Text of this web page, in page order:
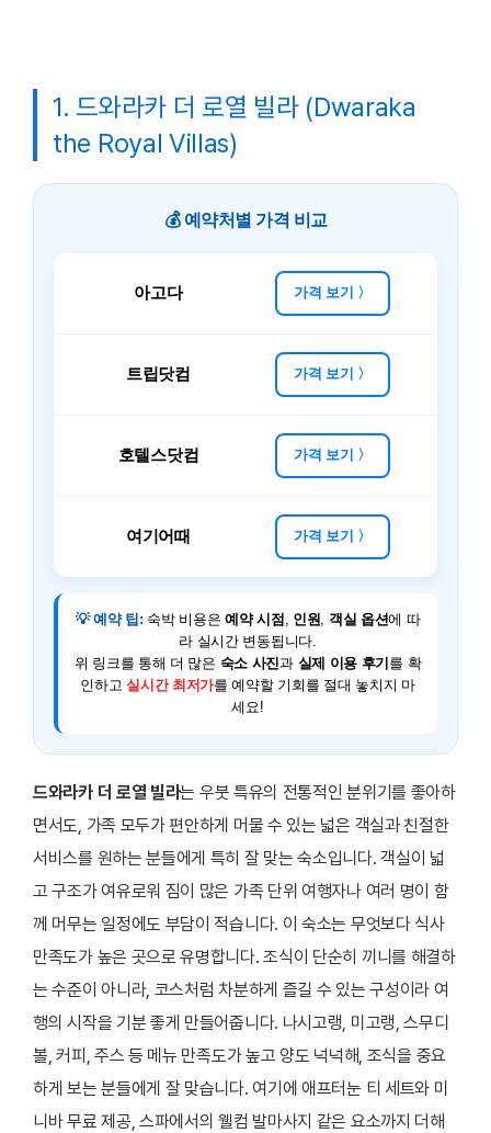
1. 드와라카 더 로열 빌라 (Dwaraka
the Royal Villas)
💰 예약처별 가격 비교
아고다 가격 보기 〉
트립닷컴 가격 보기 〉
호텔스닷컴 가격 보기 〉
여기어때 가격 보기 〉
💡 예약 팁: 숙박 비용은예약 시점 인원 객실 옵션에 따
라 실시간 변동됩니다.
위 링크를 통해 더 많은 숙소 사진과 실제 이용 후기를 확
인하고실시간 최저가를 예약할 기회를 절대 놓치지 마
세요!
드와라카 더 로열 빌라는 우붓 특유의 전통적인 분위기를 좋아하
면서도, 가족 모두가 편안하게 머물 수 있는 넓은 객실과 친절한
서비스를 원하는 분들에게 특히 잘 맞는 숙소입니다. 객실이 넓
고 구조가 여유로워 짐이 많은 가족 단위 여행자나 여러 명이 함
께 머무는 일정에도 부담이 적습니다. 이 숙소는 무엇보다 식사
만족도가 높은 곳으로 유명합니다. 조식이 단순히 끼니를 해결하
는 수준이 아니라, 코스처럼 차분하게 즐길 수 있는 구성이라 여
행의 시작을 기분 좋게 만들어줍니다. 나시고랭, 미고랭, 스무디
볼, 커피, 주스 등 메뉴 만족도가 높고 양도 넉넉해, 조식을 중요
하게 보는 분들에게 잘 맞습니다. 여기에 애프터눈 티 세트와 미
니바 무료 제공, 스파에서의 웰컴 발마사지 같은 요소까지 더해